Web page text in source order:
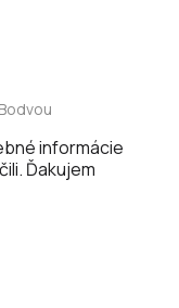
informácie
Ďakujem